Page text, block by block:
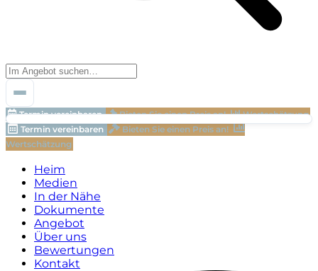
Termin vereinbaren Bieten Sie einen Preis an!
Wertschätzung
Termin vereinbaren
Bieten Sie einen Preis an!
Wertschätzung
Heim
Medien
In der Nähe
Dokumente
Angebot
Über uns
Bewertungen
Kontakt